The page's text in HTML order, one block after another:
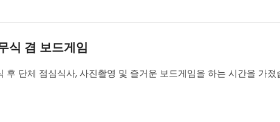
식 겸 보드게임
후 단체 점심식사, 사진촬영 및 즐거운 보드게임을 하는 시간을 가